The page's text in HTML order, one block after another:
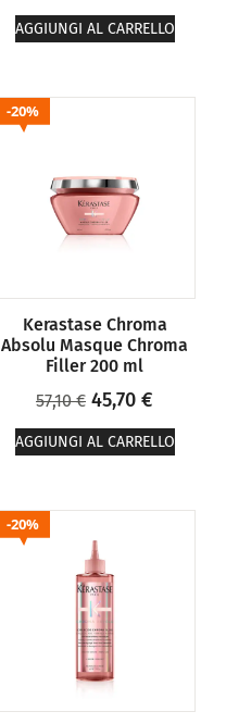
AGGIUNGI AL CARRELLO
20%
Kerastase Chroma
Absolu Masque Chroma
Filler 200 ml
57,10€ 45,70 €
AGGIUNGI AL CARRELLO
20%